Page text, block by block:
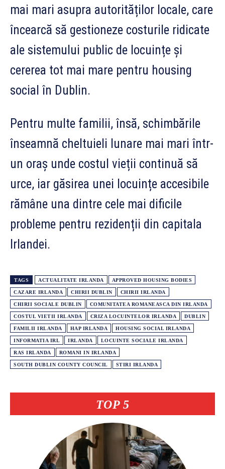
TOP 5
mai mari asupra autorităților locale, care
încearcă să gestioneze costurile ridicate
ale sistemului public de locuințe și
cererea tot mai mare pentru housing
social în Dublin.
Pentru multe familii, însă, schimbările
înseamnă cheltuieli lunare mai mari într-
un oraș unde costul vieții continuă să
urce, iar găsirea unei locuințe accesibile
rămâne una dintre cele mai dificile
probleme pentru rezidenții din capitala
Irlandei.
TAGS ACTUALITATE IRLANDA APPROVED HOUSING BODIES
CAZARE IRLANDA CHIRII DUBLIN CHIRII IRLANDA
CHIRII SOCIALE DUBLIN COMUNITATEA ROMANEASCA DIN IRLANDA
COSTUL VIETII IRLANDA CRIZA LOCUINTELOR IRLANDA DUBLIN
FAMILII IRLANDA HAP IRLANDA HOUSING SOCIAL IRLANDA
INFORMATIA IRL IRLANDA LOCUINTE SOCIALE IRLANDA
RAS IRLANDA ROMANI IN IRLANDA
SOUTH DUBLIN COUNTY COUNCIL STIRI IRLANDA